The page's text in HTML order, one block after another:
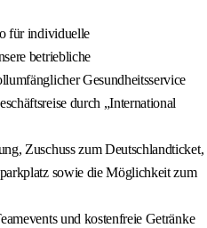
für individuelle
betriebliche
Gesundheitsservice
durch „International
Zuschuss zum Deutschlandticket,
sowie die Möglichkeit zum
und kostenfreie Getränke